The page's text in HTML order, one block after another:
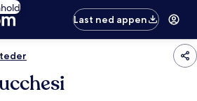
Last ned appen